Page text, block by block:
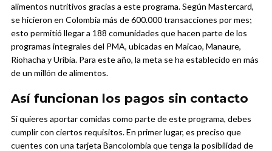
alimentos nutritivos gracias a este programa. Según Mastercard,
se hicieron en Colombia más de 600.000 transacciones por mes;
esto permitió llegar a 188 comunidades que hacen parte de los
programas integrales del PMA, ubicadas en Maicao, Manaure,
Riohacha y Uribia. Para este año, la meta se ha establecido en más
de un millón de alimentos.
Así funcionan los pagos sin contacto
Si quieres aportar comidas como parte de este programa, debes
cumplir con ciertos requisitos. En primer lugar, es preciso que
cuentes con una tarjeta Bancolombia que tenga la posibilidad de